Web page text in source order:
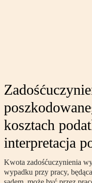
kosztach
interpretacja
Kwota zadośćuczynienia
wypadku przy pracy,